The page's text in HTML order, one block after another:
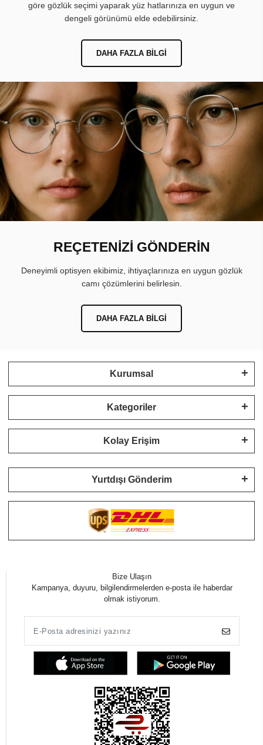
göre gözlük seçimi yaparak yüz hatlarınıza en uygun ve
dengeli görünümü elde edebilirsiniz.
DAHA FAZLA BILGI
REÇETENİZİ GÖNDERİN
Deneyimli optisyen ekibimiz, ihtiyaçlarınıza en uygun gözlük
camı çözümlerini belirlesin.
DAHA FAZLA BILGI
Kurumsal
Kategoriler
Kolay Erişim
Yurtdışı Gönderim
Bize Ulaşın
Kampanya, duyuru, bilgilendirmelerden e-posta ile haberdar
olmak istiyorum.